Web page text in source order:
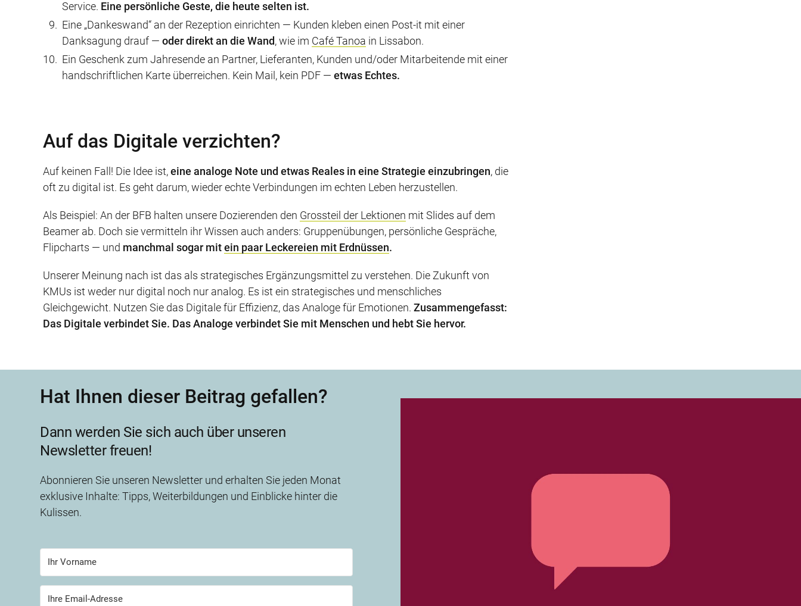
Service. Eine persönliche Geste, die heute selten ist.
Eine „Dankeswand“ an der Rezeption einrichten — Kunden kleben einen Post-it mit einer
Danksagung drauf — oder direkt an die Wand, wie im Café Tanoa in Lissabon.
Ein Geschenk zum Jahresende an Partner, Lieferanten, Kunden und/oder Mitarbeitende mit einer
handschriftlichen Karte überreichen. Kein Mail, kein PDF — etwas Echtes.
Auf das Digitale verzichten?
Auf keinen Fall! Die Idee ist,eine analoge Note und etwas Reales in eine Strategie einzubringen, die
oft zu digital ist. Es geht darum, wieder echte Verbindungen im echten Leben herzustellen.
Als Beispiel: An der BFB halten unsere Dozierenden den Grossteil der Lektionen mit Slides auf dem
Beamer ab. Doch sie vermitteln ihr Wissen auch anders: Gruppenübungen, persönliche Gespräche,
Flipcharts — und manchmal sogar mitein paar Leckereien mit Erdnüssen.
Unserer Meinung nach ist das als strategisches Ergänzungsmittel zu verstehen. Die Zukunft von
KMUs ist weder nur digital noch nur analog. Es ist ein strategisches und menschliches
Gleichgewicht. Nutzen Sie das Digitale für Effizienz, das Analoge für Emotionen. Zusammengefasst:
Das Digitale verbindet Sie. Das Analoge verbindet Sie mit Menschen und hebt Sie hervor.
Hat Ihnen dieser Beitrag gefallen?
Dann werden Sie sich auch über unseren
Newsletter freuen!
Abonnieren Sie unseren Newsletter und erhalten Sie jeden Monat
exklusive Inhalte: Tipps, Weiterbildungen und Einblicke hinter die
Kulissen.